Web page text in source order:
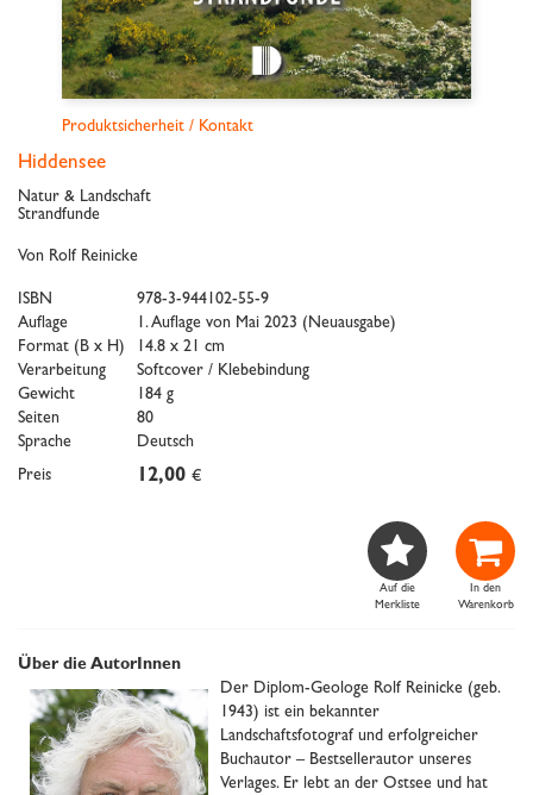
Produktsicherheit / Kontakt
Hiddensee
Natur & Landschaft
Strandfunde
Von Rolf Reinicke
ISBN
978-3-944102-55-9
Auflage
1. Auflage von Mai 2023 (Neuausgabe)
Format (B x H)
14.8 x 21 cm
Verarbeitung
Softcover / Klebebindung
Gewicht
184 g
Seiten
80
Sprache
Deutsch
Preis
12,00 €

Auf die
Merkliste

In den
Warenkorb
Über die AutorInnen
Der Diplom-Geologe Rolf Reinicke (geb.
1943) ist ein bekannter
Landschaftsfotograf und erfolgreicher
Buchautor – Bestsellerautor unseres
Verlages. Er lebt an der Ostsee und hat